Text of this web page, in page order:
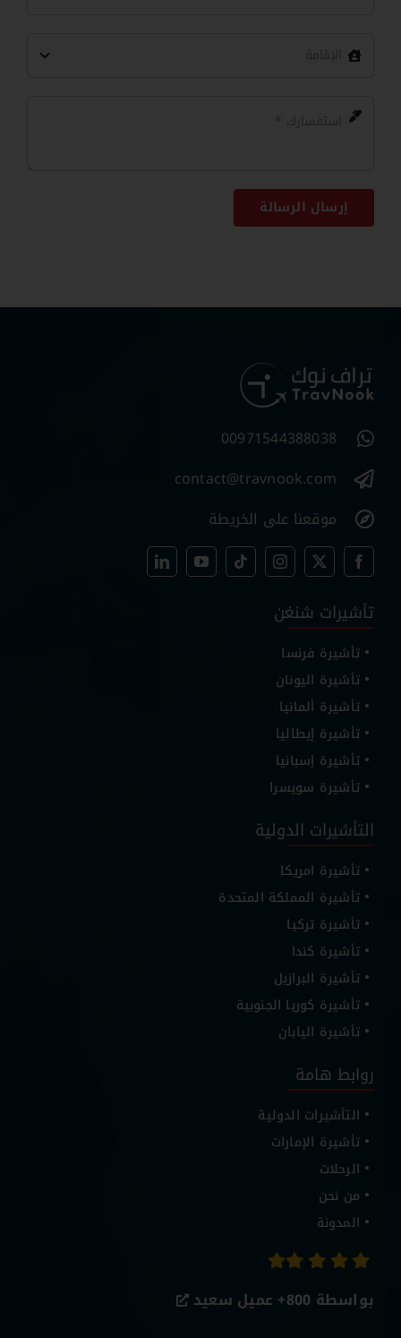
+971
إرسال الرسالة
00971544388038
contact@travnook.com
موقعنا على الخريطة
تأشيرات شنغن
تأشيرة فرنسا
تأشيرة اليونان
تأشيرة ألمانيا
تأشيرة إيطاليا
تأشيرة إسبانيا
تأشيرة سويسرا
التأشيرات الدولية
تأشيرة امريكا
تأشيرة المملكة المتحدة
تأشيرة تركيا
تأشيرة كندا
تأشيرة البرازيل
تأشيرة كوريا الجنوبية
تأشيرة اليابان
روابط هامة
التأشيرات الدولية
تأشيرة الإمارات
الرحلات
من نحن
المدونة
بواسطة 800+ عميل سعيد